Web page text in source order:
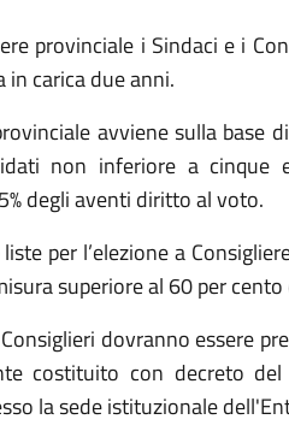
provinciale i Sindaci e i
in carica due anni.
avviene sulla base
non inferiore a cinque
degli aventi diritto al voto.
per l’elezione a
superiore al 60 per
dovranno essere
costituito con decreto
la sede istituzionale